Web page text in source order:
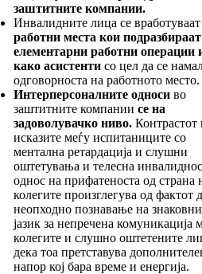
заштитните компании.
Инвалидните лица се
работни места кои подразбираат
елементарни работни операции
како асистентисо цел да се
одговорноста на работното место.
Интерперсоналните односиво
заштитните компании се на
задоволувачко ниво.Контрастот
исказите меѓу испитаниците со
ментална ретардација и слушни
оштетувања и телесна
однос на прифатеноста од страна
колегите произглегува од фактот
неопходно познавање на
јазик за непречена комуникација
колегите и слушно оштетените
дека тоа претставува
напор кој бара време и енергија.